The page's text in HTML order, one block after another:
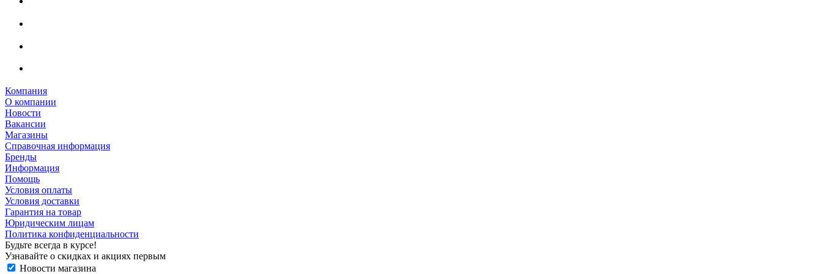
Компания
О компании
Новости
Вакансии
Магазины
Справочная информация
Бренды
Информация
Помощь
Условия оплаты
Условия доставки
Гарантия на товар
Юридическим лицам
Политика конфиденциальности
Будьте всегда в курсе!
Узнавайте о скидках и акциях первым
Новости магазина